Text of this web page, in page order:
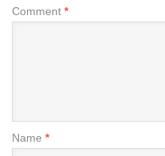
Comment *
Name *